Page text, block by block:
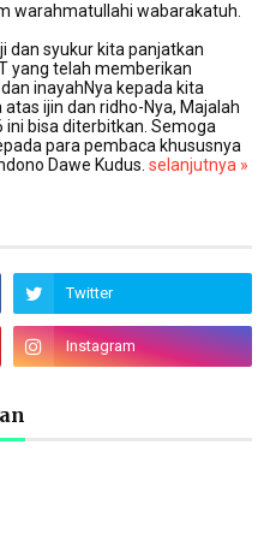
warahmatullahi wabarakatuh.
dan syukur kita panjatkan
yang telah memberikan
inayahNya kepada kita
ijin dan ridho-Nya, Majalah
ini bisa diterbitkan. Semoga
para pembaca khususnya
Dawe Kudus. selanjutnya »